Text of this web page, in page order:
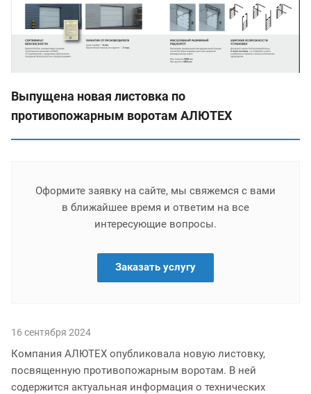
Выпущена новая листовка по
противопожарным воротам АЛЮТЕХ
Оформите заявку на сайте, мы свяжемся с вами
в ближайшее время и ответим на все
интересующие вопросы.
Заказать услугу
16 сентября 2024
Компания АЛЮТЕХ опубликовала новую листовку,
посвященную противопожарным воротам. В ней
содержится актуальная информация о технических